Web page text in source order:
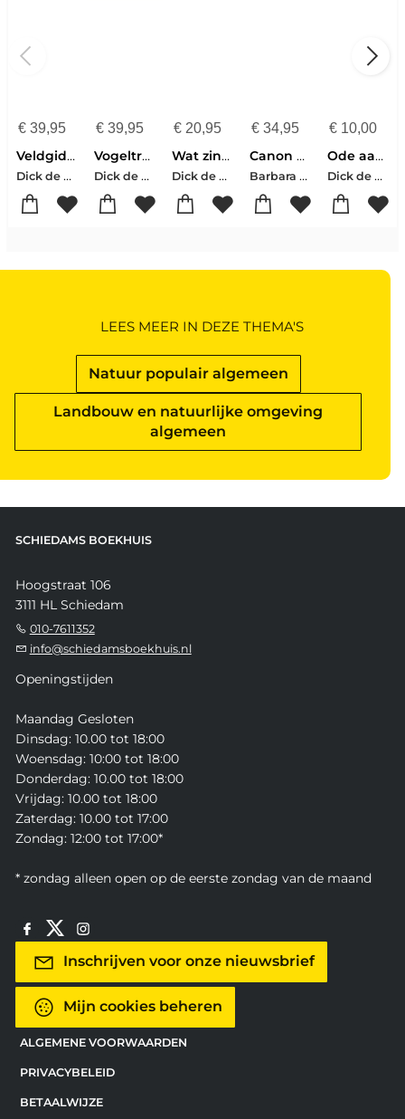
€39,95
Veldgids Vogelzang
Dick de Vos
€39,95
Vogeltrek
Dick de Vos-Sam Gobin
€ 20,95
Wat zingt daar?
Dick de Vos
€ 34,95
Canon van de stadsnatuur
Barbara Gravendeel-Menno Schilthuizen-Dick de Vos
€ 10,00
Ode aan de nachtegaal
Dick de Vos
Natuur populair algemeen
Landbouw en natuurlijke omgeving
algemeen
LEES MEER IN DEZE THEMA'S
SCHIEDAMS BOEKHUIS
Hoogstraat 106
3111 HL Schiedam
010-7611352
info@schiedamsboekhuis.nl
Openingstijden
Maandag Gesloten
Dinsdag: 10.00 tot 18:00
Woensdag: 10:00 tot 18:00
Donderdag: 10.00 tot 18:00
Vrijdag: 10.00 tot 18:00
Zaterdag: 10.00 tot 17:00
Zondag: 12:00 tot 17:00*
* zondag alleen open op de eerste zondag van de maand
Inschrijven voor onze nieuwsbrief
Mijn cookies beheren
ALGEMENE VOORWAARDEN
PRIVACYBELEID
BETAALWIJZE